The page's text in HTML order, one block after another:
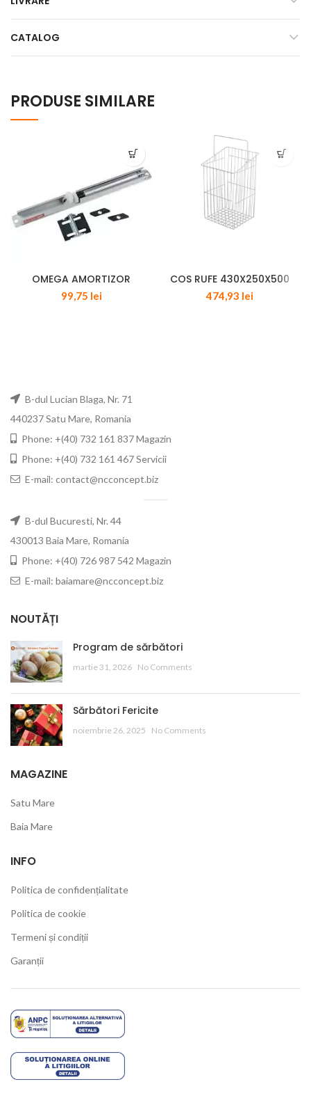
CATALOG
PRODUSE SIMILARE
OMEGA AMORTIZOR
99,75 lei
COS RUFE 430X250X500
474,93 lei
B-dul Lucian Blaga, Nr. 71
440237 Satu Mare, Romania
Phone: +(40) 732 161 837 Magazin
Phone: +(40) 732 161 467 Servicii
E-mail: contact@ncconcept.biz
B-dul Bucuresti, Nr. 44
430013 Baia Mare, Romania
Phone: +(40) 726 987 542 Magazin
E-mail: baiamare@ncconcept.biz
NOUTĂȚI
Program de sărbători
martie 31, 2026 No Comments
Sărbători Fericite
noiembrie 26, 2025 No Comments
MAGAZINE
Satu Mare
Baia Mare
INFO
Politica de confidențialitate
Politica de cookie
Termeni și condiții
Garanții